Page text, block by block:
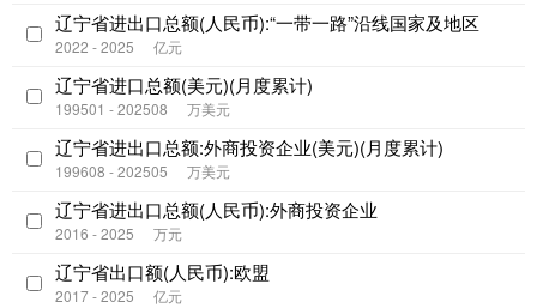
辽宁省进出口总额(人民币):“一带一路”沿线国家及地区
2022 - 2025 亿元
辽宁省进口总额(美元)(月度累计)
199501 - 202508 万美元
辽宁省进出口总额:外商投资企业(美元)(月度累计)
199608 - 202505 万美元
辽宁省进出口总额(人民币):外商投资企业
2016 - 2025 万元
辽宁省出口额(人民币):欧盟
2017 - 2025 亿元